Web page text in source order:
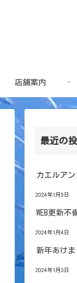
店舗案内
最近の
カエルアン
2024年1月5日
WEB更新不
2024年1月4日
新年あけ
2024年1月3日